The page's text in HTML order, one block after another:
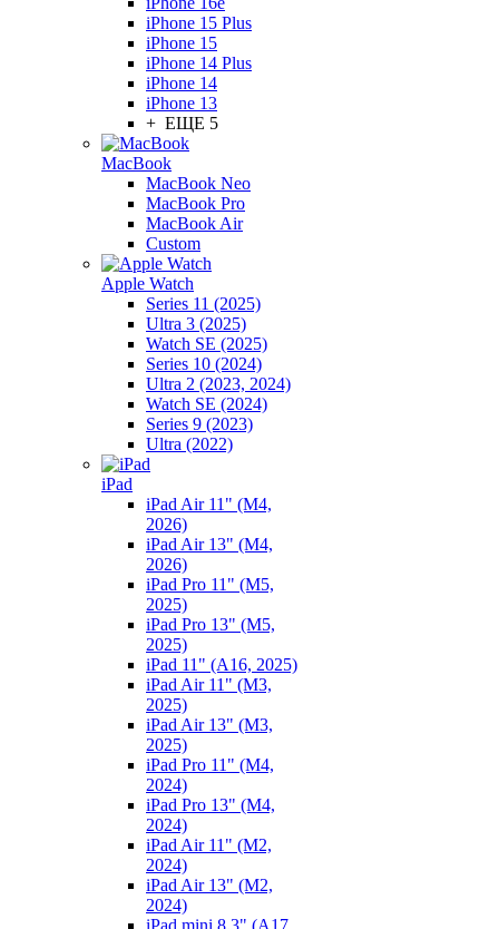
iPhone 15 Plus
iPhone 15
iPhone 14 Plus
iPhone 14
iPhone 13
+ ЕЩЕ 5
MacBook
MacBook Neo
MacBook Pro
MacBook Air
Custom
Apple Watch
Series 11 (2025)
Ultra 3 (2025)
Watch SE (2025)
Series 10 (2024)
Ultra 2 (2023, 2024)
Watch SE (2024)
Series 9 (2023)
Ultra (2022)
iPad
iPad Air 11" (M4,
2026)
iPad Air 13" (M4,
2026)
iPad Pro 11" (M5,
2025)
iPad Pro 13" (M5,
2025)
iPad 11" (A16, 2025)
iPad Air 11" (M3,
2025)
iPad Air 13" (M3,
2025)
iPad Pro 11" (M4,
2024)
iPad Pro 13" (M4,
2024)
iPad Air 11" (M2,
2024)
iPad Air 13" (M2,
2024)
iPad mini 8.3" (A17